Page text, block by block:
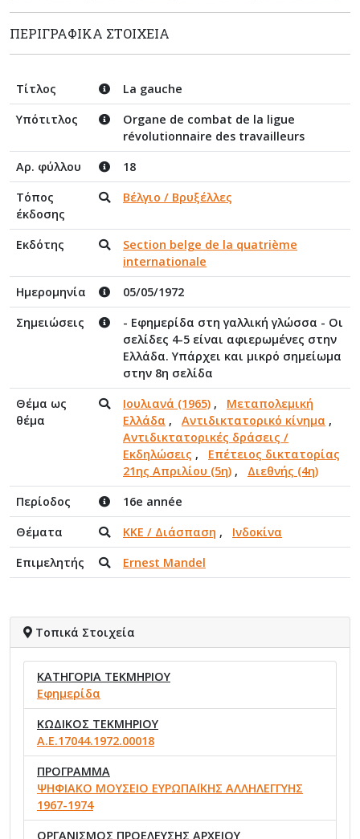
ΠΕΡΙΓΡΑΦΙΚΆ ΣΤΟΙΧΕΊΑ
Τίτλος
La gauche
Υπότιτλος
Organe de combat de la ligue
révolutionnaire des travailleurs
Αρ. φύλλου
18
Τόπος
έκδοσης
Βέλγιο / Βρυξέλλες
Εκδότης
Section belge de la quatrième
internationale
Ημερομηνία
05/05/1972
Σημειώσεις
- Εφημερίδα στη γαλλική γλώσσα - Οι
σελίδες 4-5 είναι αφιερωμένες στην
Ελλάδα. Υπάρχει και μικρό σημείωμα
στην 8η σελίδα
Θέμα ως
θέμα
Ιουλιανά (1965) , Μεταπολεμική
Ελλάδα , Αντιδικτατορικό κίνημα ,
Αντιδικτατορικές δράσεις /
Εκδηλώσεις , Επέτειος δικτατορίας
21ης Απριλίου (5η) , Διεθνής (4η)
Περίοδος
16e année
Θέματα
ΚΚΕ / Διάσπαση , Ινδοκίνα
Επιμελητής
Ernest Mandel
Τοπικά Στοιχεία
ΚΑΤΗΓΟΡΙΑ ΤΕΚΜΗΡΙΟΥ
Εφημερίδα
ΚΩΔΙΚΟΣ ΤΕΚΜΗΡΙΟΥ
Α.Ε.17044.1972.00018
ΠΡΟΓΡΑΜΜΑ
ΨΗΦΙΑΚΟ ΜΟΥΣΕΙΟ ΕΥΡΩΠΑΪΚΗΣ ΑΛΛΗΛΕΓΓΥΗΣ
1967-1974
ΟΡΓΑΝΙΣΜΟΣ ΠΡΟΕΛΕΥΣΗΣ ΑΡΧΕΙΟΥ